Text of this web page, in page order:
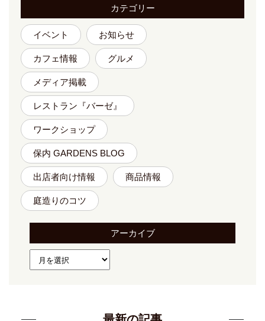
カテゴリー
イベント お知らせ
カフェ情報 グルメ
メディア掲載
レストラン『バーゼ』
ワークショップ
保内 GARDENS BLOG
出店者向け情報 商品情報
庭造りのコツ
アーカイブ